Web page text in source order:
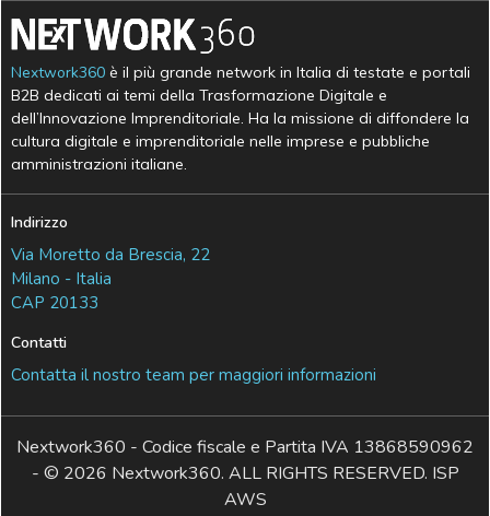
Nextwork360 è il più grande network in Italia di testate e portali
B2B dedicati ai temi della Trasformazione Digitale e
dell’Innovazione Imprenditoriale. Ha la missione di diffondere la
cultura digitale e imprenditoriale nelle imprese e pubbliche
amministrazioni italiane.
Indirizzo
Via Moretto da Brescia, 22
Milano - Italia
CAP 20133
Contatti
Contatta il nostro team per maggiori informazioni
Nextwork360 - Codice fiscale e Partita IVA 13868590962
- © 2026 Nextwork360. ALL RIGHTS RESERVED. ISP
AWS